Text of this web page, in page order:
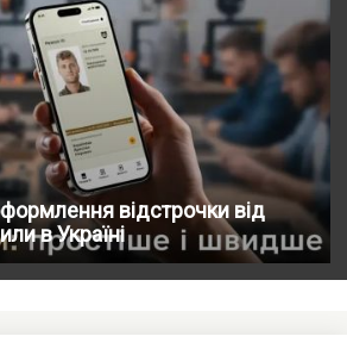
відстрочки від
в Україні